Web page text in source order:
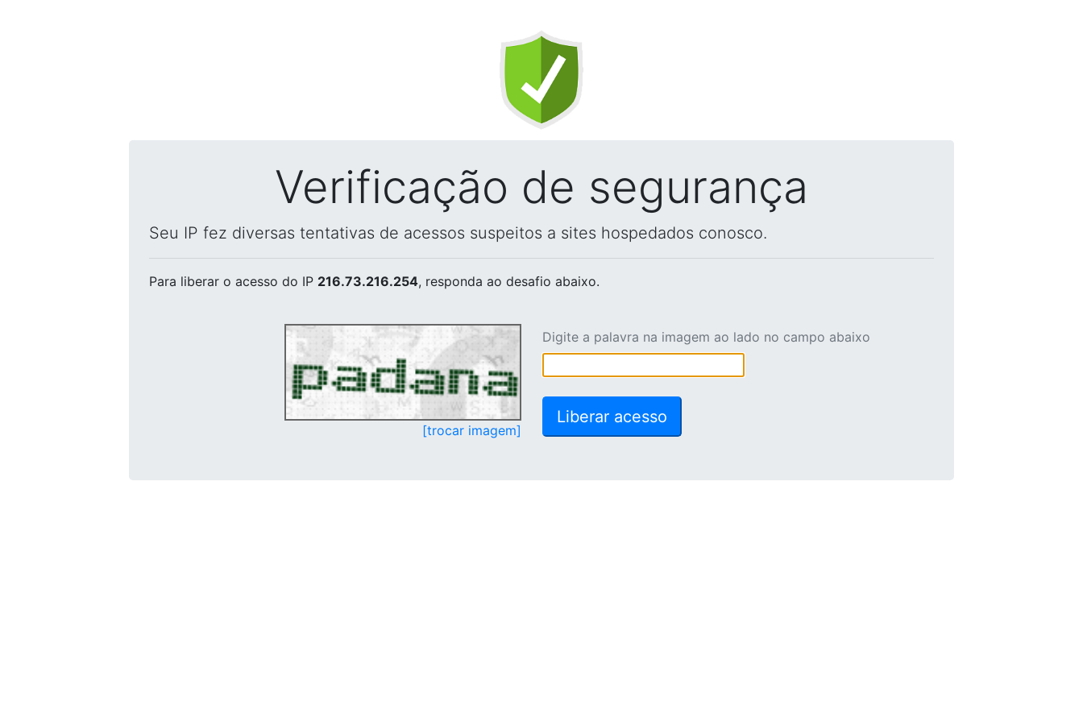
Verificação de segurança
Seu IP fez diversas tentativas de acessos suspeitos a sites hospedados conosco.
Para liberar o acesso do IP 216.73.216.254, responda ao desafio abaixo.
[trocar imagem]
Digite a palavra na imagem ao lado no campo abaixo